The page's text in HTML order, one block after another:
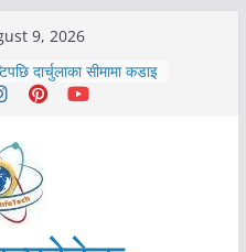
9, 2026
स्वास्थ्योपचारतर्फ
दार्चुलाका सीमामा कडाइ
विरुद्धको खोप लगाउन
भूमिका महत्वपूर्ण छ :